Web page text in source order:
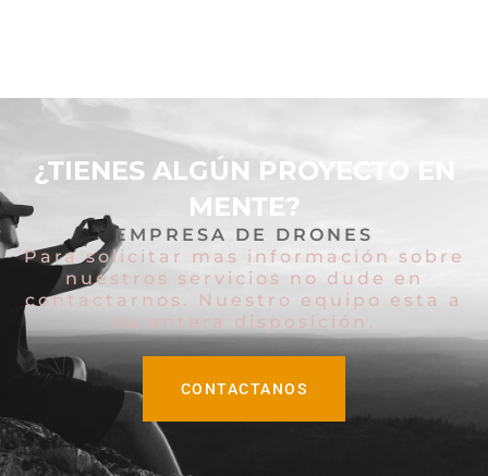
¿TIENES ALGÚN PROYECTO EN
MENTE?
EMPRESA DE DRONES
Para solicitar mas información sobre
nuestros servicios no dude en
contactarnos. Nuestro equipo esta a
su entera disposición.
CONTACTANOS